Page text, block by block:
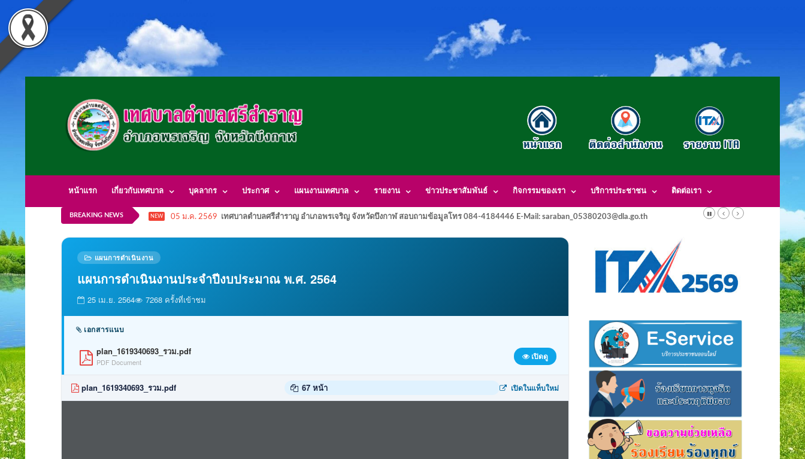
หน้าแรก เกี่ยวกับเทศบาล บุคลากร ประกาศ แผนงานเทศบาล รายงาน ข่าวประชาสัมพันธ์ กิจกรรมของเรา บริการประชาชน ติดต่อเรา
BREAKING NEWS NEW 05 ม.ค. 2569 เทศบาลตำบลศรีสำราญ อำเภอพรเจริญ จังหวัดบึงกาฬ สอบถามข้อมูลโทร 084-4184446 E-Mail: saraban_05380203@dla.go.th
แผนการดำเนินงาน
แผนการดำเนินงานประจำปีงบประมาณ พ.ศ. 2564
25 เม.ย. 2564 7268 ครั้งที่เข้าชม
เอกสารแนบ
plan_1619340693_รวม.pdf
PDF Document
เปิดดู
plan_1619340693_รวม.pdf 67 หน้า เปิดในแท็บใหม่